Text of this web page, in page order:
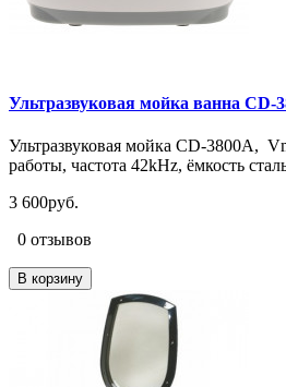
Ультразвуковая мойка ванна CD-
Ультразвуковая мойка CD-3800А,
работы, частота 42kHz, ёмкость
3 600руб.
0 отзывов
В корзину